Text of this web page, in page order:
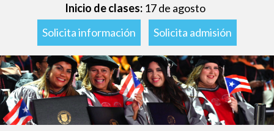
Inicio de clases: 17 de agosto
Solicita información
Solicita admisión